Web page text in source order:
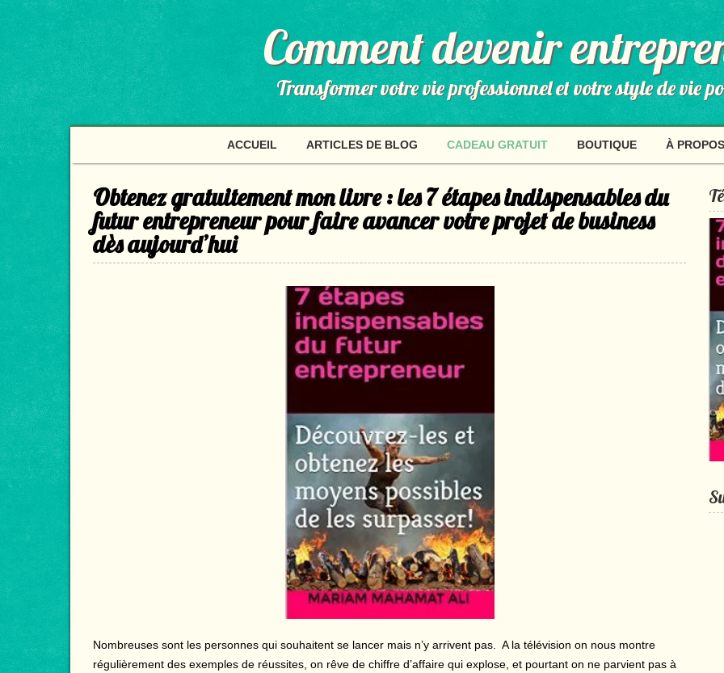
Comment devenir
Transformer votre vie professionnel et votre style de vie
ACCUEIL ARTICLES DE BLOG CADEAU GRATUIT BOUTIQUE À PROPOS
Obtenez gratuitement mon livre : les 7 étapes indispensables du
futur entrepreneur pour faire avancer votre projet de business
dès aujourd’hui
Nombreuses sont les personnes qui souhaitent se lancer mais n’y arrivent pas. A la télévision on nous montre
régulièrement des exemples de réussites, on rêve de chiffre d’affaire qui explose, et pourtant on ne parvient pas à